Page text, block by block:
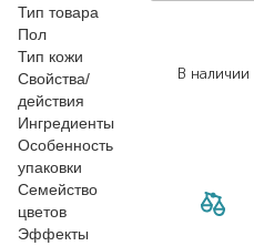
Тип товара
Пол
Тип кожи
Свойства/
действия
Ингредиенты
Особенность
упаковки
Семейство
цветов
Эффекты
В наличии